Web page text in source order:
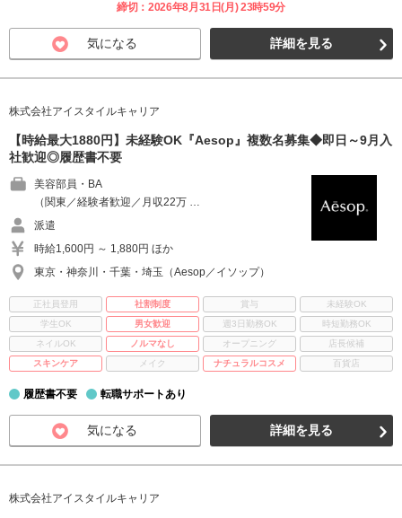
締切：2026年8月31日(月) 23時59分
気になる 詳細を見る
株式会社アイスタイルキャリア
【時給最大1880円】未経験OK『Aesop』複数名募集◆即日～9月入
社歓迎◎履歴書不要
美容部員・BA
（関東／経験者歓迎／月収22万 …
派遣
時給1,600円 ～ 1,880円 ほか
東京・神奈川・千葉・埼玉（Aesop／イソップ）
正社員登用 社割制度 賞与
未経験OK
学生OK
男女歓迎 週3日勤務OK
時短勤務OK
ネイルOK
ノルマなし オープニング
店長候補
スキンケア
メイク ナチュラルコスメ 百貨店
履歴書不要 転職サポートあり
気になる 詳細を見る
株式会社アイスタイルキャリア